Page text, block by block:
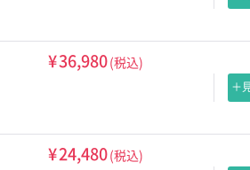
¥36,980(税込)
＋
¥24,480(税込)